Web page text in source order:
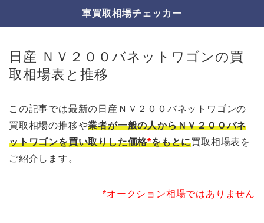
車買取相場チェッカー
日産 ＮＶ２００バネットワゴンの買
取相場表と推移
この記事では最新の日産ＮＶ２００バネットワゴンの
買取相場の推移や業者が一般の人からＮＶ２００バネ
ットワゴンを買い取りした価格*をもとに買取相場表を
ご紹介します。
*オークション相場ではありません